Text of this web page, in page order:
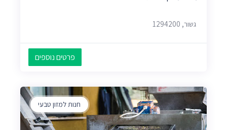
גשור, 1294200
פרטים נוספים
חנות למזון טבעי